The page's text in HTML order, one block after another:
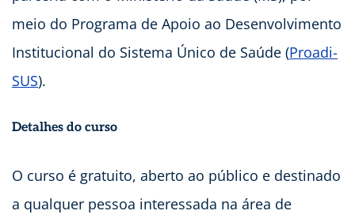
meio do Programa de Apoio ao Desenvolvimento
Institucional do Sistema Único de Saúde (Proadi-
SUS).
Detalhes do curso
O curso é gratuito, aberto ao público e destinado
a qualquer pessoa interessada na área de